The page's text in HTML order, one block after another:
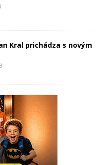
Kral prichádza s novým